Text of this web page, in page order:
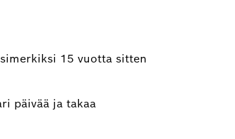
15 vuotta sitten
päivää ja takaa